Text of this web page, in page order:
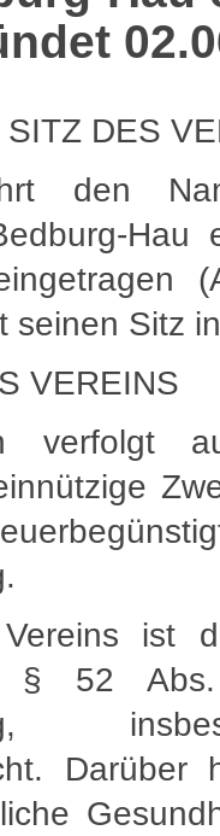
DES
den
seinen Sitz
VEREINS
verfolgt
ist
§ 52
Darüber